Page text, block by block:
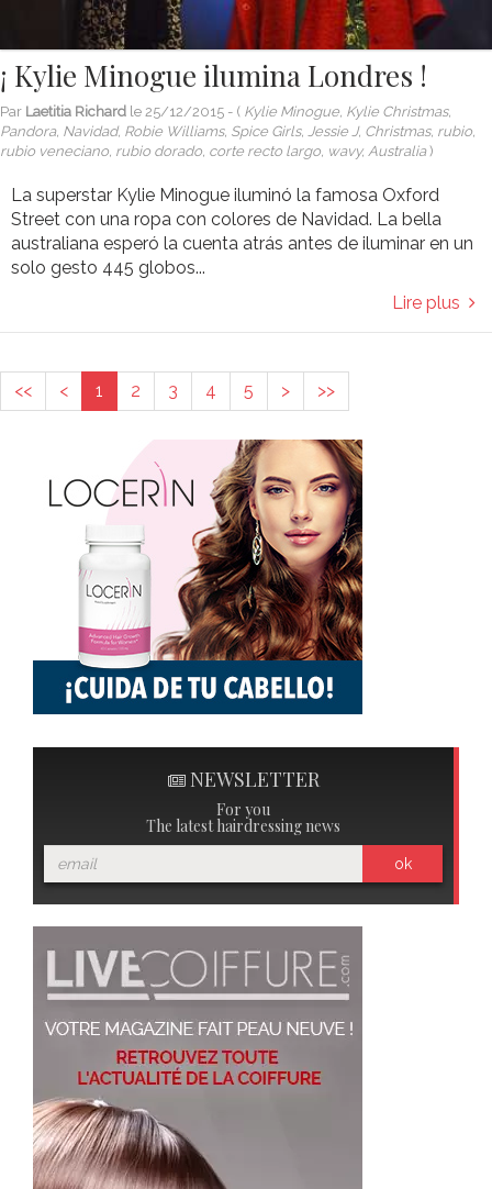
¡ Kylie Minogue ilumina Londres !
Par Laetitia Richard le 25/12/2015 - ( Kylie Minogue, Kylie Christmas,
Pandora, Navidad, Robie Williams, Spice Girls, Jessie J, Christmas, rubio,
rubio veneciano, rubio dorado, corte recto largo, wavy, Australia)
La superstar Kylie Minogue iluminó la famosa Oxford
Street con una ropa con colores de Navidad. La bella
australiana esperó la cuenta atrás antes de iluminar en un
solo gesto 445 globos...
Lire plus
<< < 1 2 3 4 5 > >>
NEWSLETTER
For you
The latest hairdressing news
ok